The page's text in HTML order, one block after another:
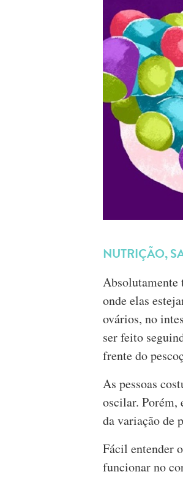
NUTRIÇÃO,
onde elas
ovários, no
ser feito
frente do
As pessoas
oscilar. Porém,
da variação de
Fácil entender
funcionar no